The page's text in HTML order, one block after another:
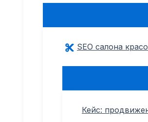
SEO салона
Кейс: